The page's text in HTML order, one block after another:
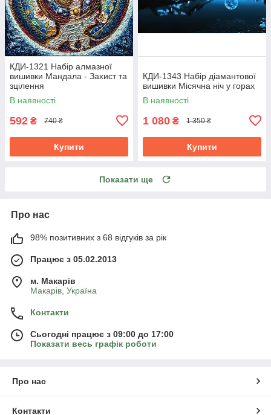
КДИ-1321 Набір алмазної
вишивки Мандала - Захист та
зцілення
В наявності
592 ₴ 740 ₴
Купити
КДИ-1343 Набір діамантової
вишивки Місячна ніч у горах
В наявності
1 080 ₴ 1 350 ₴
Купити
Показати ще
Про нас
98% позитивних з 68 відгуків за рік
Працює з 05.02.2013
м. Mакарів
Mакарів, Україна
Контакти
Сьогодні працює з 09:00 до 17:00
Показати весь графік роботи
Про нас
Контакти